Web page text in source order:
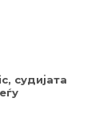
судијата